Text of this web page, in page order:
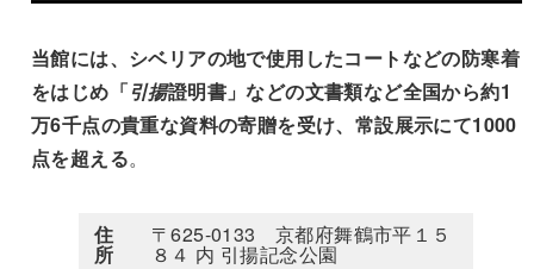
当館には、シベリアの地で使用したコートなどの防寒着
をはじめ「引揚證明書」などの文書類など全国から約1
万6千点の貴重な資料の寄贈を受け、常設展示にて1000
点を超える。
住
所
〒625-0133 京都府舞鶴市平１５
８４ 内 引揚記念公園